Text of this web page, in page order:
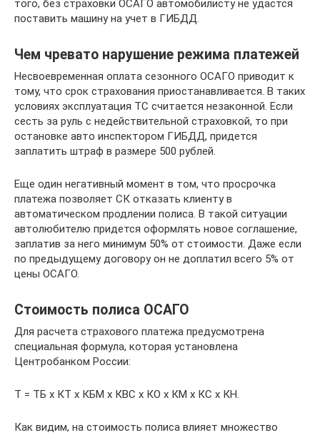
того, без страховки ОСАГО автомобилисту не удастся
поставить машину на учет в ГИБДД.
Чем чревато нарушение режима платежей
Несвоевременная оплата сезонного ОСАГО приводит к
тому, что срок страхования приостанавливается. В таких
условиях эксплуатация ТС считается незаконной. Если
сесть за руль с недействительной страховкой, то при
остановке авто инспектором ГИБДД, придется
заплатить штраф в размере 500 рублей.
Еще один негативный момент в том, что просрочка
платежа позволяет СК отказать клиенту в
автоматическом продлении полиса. В такой ситуации
автолюбителю придется оформлять новое соглашение,
заплатив за него минимум 50% от стоимости. Даже если
по предыдущему договору он не доплатил всего 5% от
цены ОСАГО.
Стоимость полиса ОСАГО
Для расчета страхового платежа предусмотрена
специальная формула, которая установлена
Центробанком России:
Т = ТБ x КТ x КБМ x КВС x КО x КМ x КС x КН.
Как видим, на стоимость полиса влияет множество